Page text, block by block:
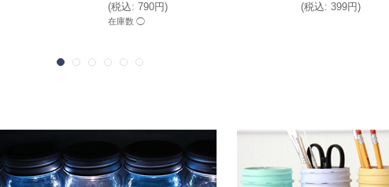
(税込: 790円)
在庫数 ◯
(税込: 399円)